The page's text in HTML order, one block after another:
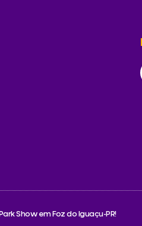
Show em Foz do Iguaçu-PR!